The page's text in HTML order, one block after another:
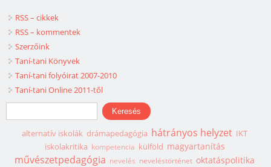
RSS – cikkek
RSS – kommentek
Szerzőink
Taní-tani Könyvek
Taní-tani folyóirat 2007-2010
Taní-tani Online 2011-től
Keresés űrlap
Keresés
alternatív iskolák drámapedagógia hátrányos helyzet IKT
iskolakritika kompetencia külföld magyartanítás
művészetpedagógia nevelés neveléstörténet oktatáspolitika